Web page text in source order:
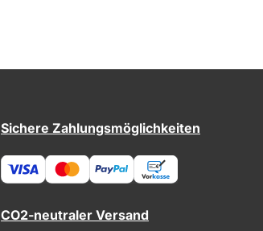
Sichere Zahlungsmöglichkeiten
CO2-neutraler Versand